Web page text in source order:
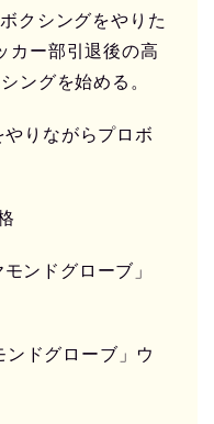
クシングをやりた
カー部引退後の高
ングを始める。
やりながらプロボ
ンドグローブ」
ンドグローブ」ウ